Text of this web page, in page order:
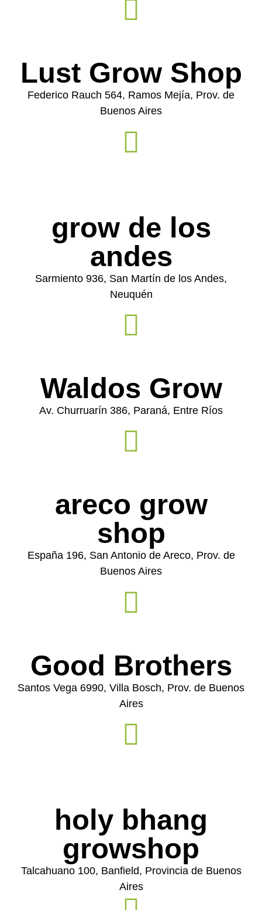
Lust Grow Shop
Federico Rauch 564, Ramos Mejía, Prov. de
Buenos Aires
grow de los
andes
Sarmiento 936, San Martín de los Andes,
Neuquén
Waldos Grow
Av. Churruarín 386, Paraná, Entre Ríos
areco grow
shop
España 196, San Antonio de Areco, Prov. de
Buenos Aires
Good Brothers
Santos Vega 6990, Villa Bosch, Prov. de Buenos
Aires
holy bhang
growshop
Talcahuano 100, Banfield, Provincia de Buenos
Aires